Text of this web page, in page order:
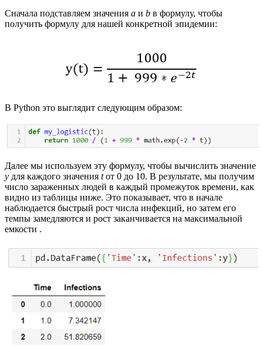
Сначала подставляем значения a и b в формулу, чтобы
получить формулу для нашей конкретной эпидемии:
В Python это выглядит следующим образом:
Далее мы используем эту формулу, чтобы вычислить значение
y для каждого значения tот 0 до 10. В результате, мы получим
число зараженных людей в каждый промежуток времени, как
видно из таблицы ниже. Это показывает, что в начале
наблюдается быстрый рост числа инфекций, но затем его
темпы замедляются и рост заканчивается на максимальной
емкости .